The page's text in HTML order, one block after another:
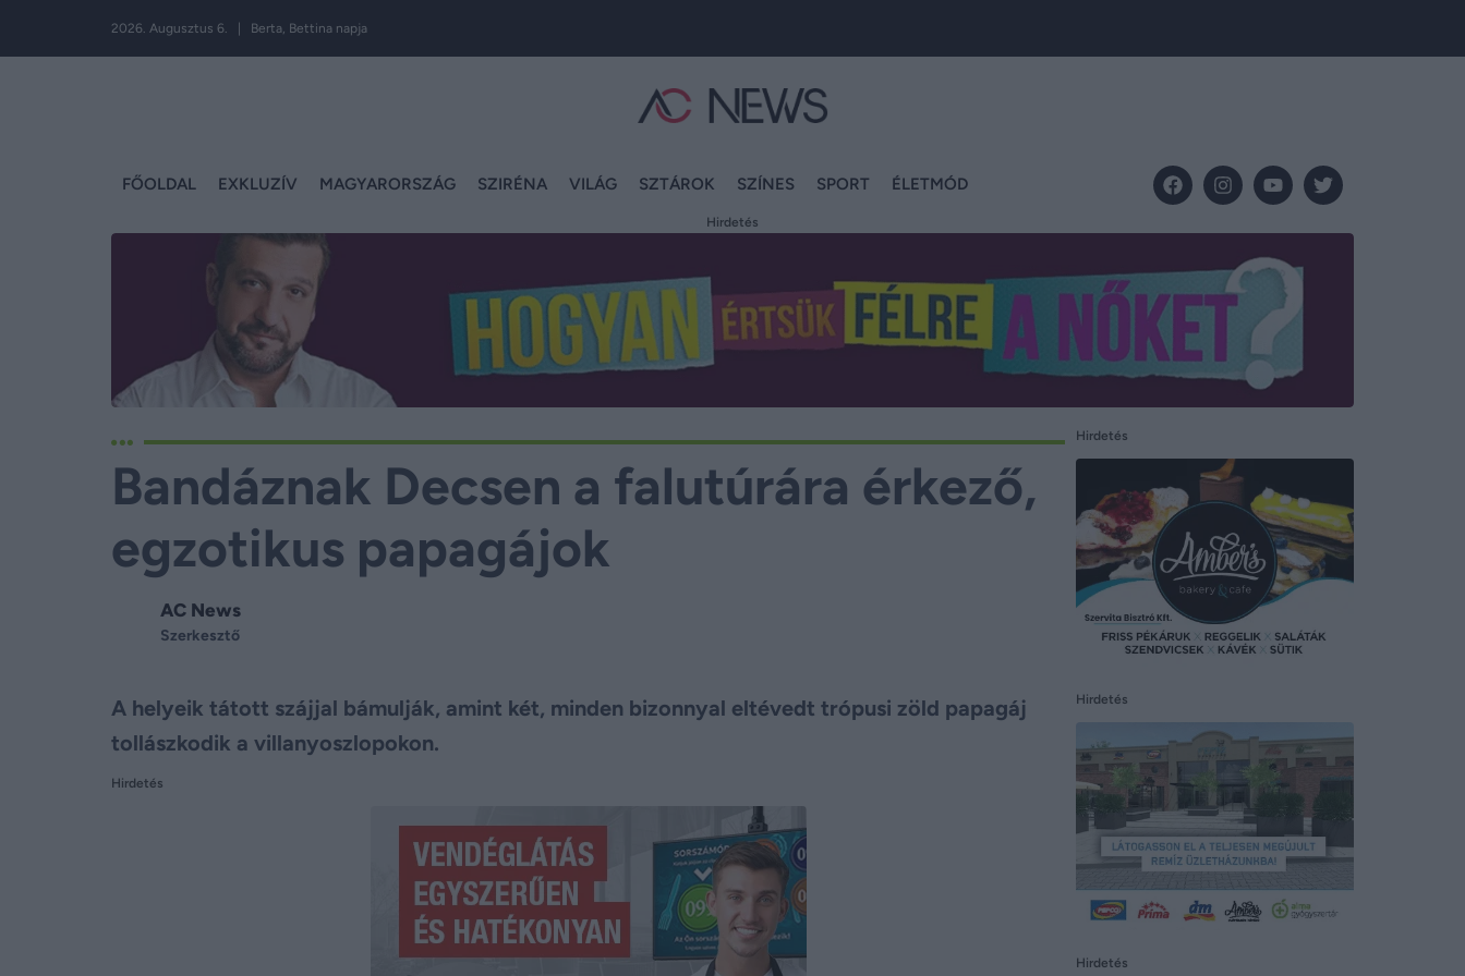
2026. Augusztus 6. | Berta, Bettina napja
FŐOLDAL EXKLUZÍV MAGYARORSZÁG SZIRÉNA VILÁG SZTÁROK SZÍNES SPORT ÉLETMÓD
Hirdetés
Bandáznak Decsen a falutúrára érkező,
egzotikus papagájok
AC News
Szerkesztő
A helyeik tátott szájjal bámulják, amint két, minden bizonnyal eltévedt trópusi zöld papagáj
tollászkodik a villanyoszlopokon.
Hirdetés
Hirdetés
Hirdetés
Hirdetés